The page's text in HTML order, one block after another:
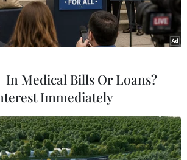
In Medical Bills Or Loans?
Immediately